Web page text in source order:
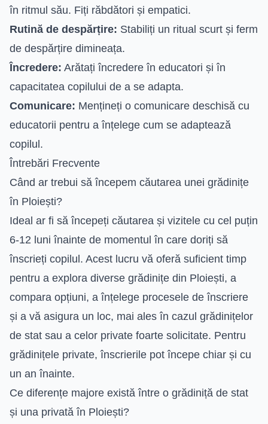
în ritmul său. Fiți răbdători și empatici.
Rutină de despărțire: Stabiliți un ritual scurt și ferm
de despărțire dimineața.
Încredere: Arătați încredere în educatori și în
capacitatea copilului de a se adapta.
Comunicare: Mențineți o comunicare deschisă cu
educatorii pentru a înțelege cum se adaptează
copilul.
Întrebări Frecvente
Când ar trebui să începem căutarea unei grădinițe
în Ploiești?
Ideal ar fi să începeți căutarea și vizitele cu cel puțin
6-12 luni înainte de momentul în care doriți să
înscrieți copilul. Acest lucru vă oferă suficient timp
pentru a explora diverse grădinițe din Ploiești, a
compara opțiuni, a înțelege procesele de înscriere
și a vă asigura un loc, mai ales în cazul grădinițelor
de stat sau a celor private foarte solicitate. Pentru
grădinițele private, înscrierile pot începe chiar și cu
un an înainte.
Ce diferențe majore există între o grădiniță de stat
și una privată în Ploiești?